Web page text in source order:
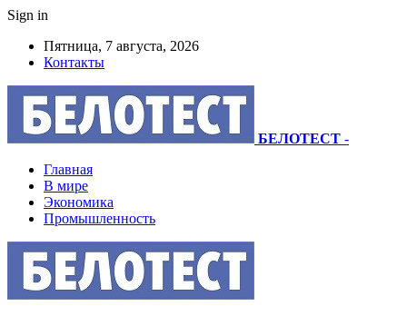
Sign in
Пятница, 7 августа, 2026
Контакты
БЕЛОТЕСТ -
Главная
В мире
Экономика
Промышленность